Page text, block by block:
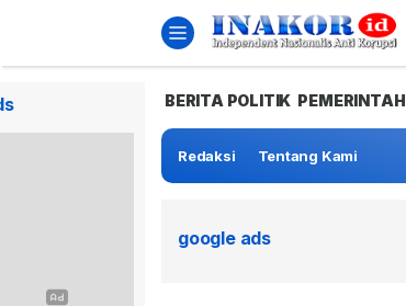
BERITA POLITIK PEMERINTAH
Redaksi Tentang Kami
google ads